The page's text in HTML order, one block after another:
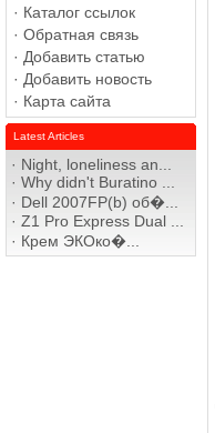
· Каталог ссылок
· Обратная связь
· Добавить статью
· Добавить новость
· Карта сайта
Latest Articles
· Night, loneliness an...
· Why didn't Buratino ...
· Dell 2007FP(b) об�...
· Z1 Pro Express Dual ...
· Крем ЭКОко�...